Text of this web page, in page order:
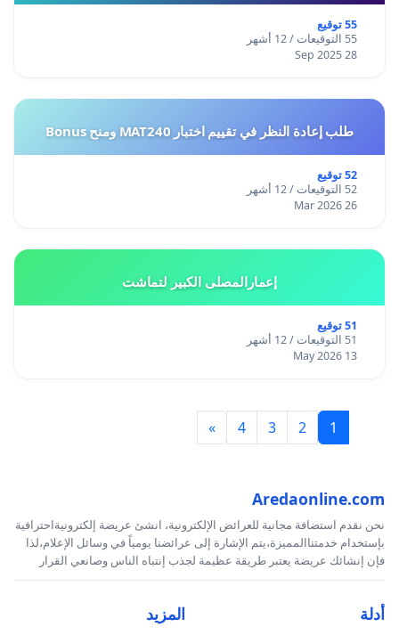
55 توقيع
55 التوقيعات / 12 أشهر
28 Sep 2025
طلب إعادة النظر في تقييم اختبار MAT240 ومنح Bonus
52 توقيع
52 التوقيعات / 12 أشهر
26 Mar 2026
إعمارالمصلى الكبير لتماشت
51 توقيع
51 التوقيعات / 12 أشهر
13 May 2026
1
2
3
4
»
Aredaonline.com
نحن نقدم استضافة مجانية للعرائض الإلكترونية، انشئ عريضة إلكترونيةاحترافية
بإستخدام خدمتناالمميزة،يتم الإشارة إلى عرائضنا يومياً في وسائل الإعلام،لذا
فإن إنشائك عريضة يعتبر طريقة عظيمة لجذب إنتباه الناس وصانعي القرار
أدلة المزيد